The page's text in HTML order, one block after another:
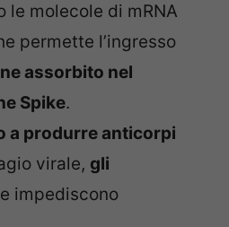
le molecole di mRNA
permette l’ingresso
assorbito nel
Spike.
a produrre anticorpi
virale, gli
impediscono